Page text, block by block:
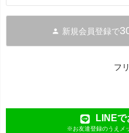
新規会員登録で
フ
LINE
※お友達登録のうえメ